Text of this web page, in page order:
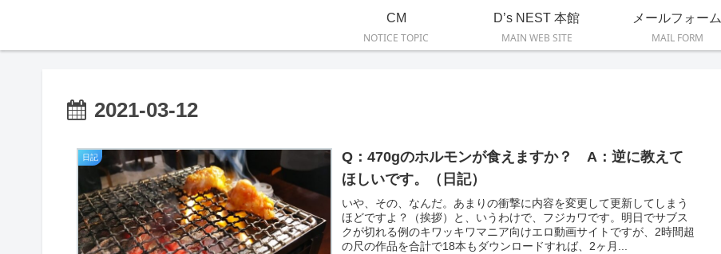
CM
NOTICE TOPIC
D’s NEST 本館
MAIN WEB SITE
メールフォーム
MAIL FORM
2021-03-12
日記
Q：470gのホルモンが食えますか？ A：逆に教えて
ほしいです。（日記）
いや、その、なんだ。あまりの衝撃に内容を変更して更新してしまう
ほどですよ？（挨拶）と、いうわけで、フジカワです。明日でサブス
クが切れる例のキワッキワマニア向けエロ動画サイトですが、2時間超
の尺の作品を合計で18本もダウンロードすれば、2ヶ月...